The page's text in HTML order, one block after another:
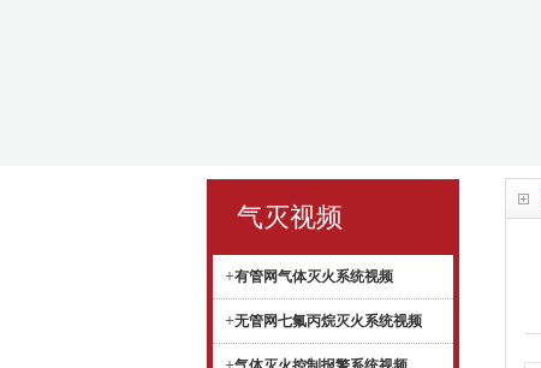
气灭视频
+有管网气体灭火系统视频
+无管网七氟丙烷灭火系统视频